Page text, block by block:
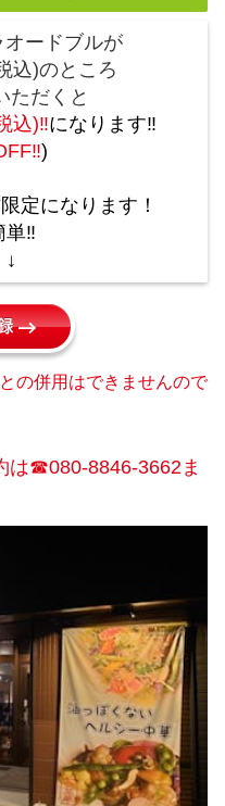
ードブルが
込)のところ
ただくと
込)‼になります‼
)
定になります！
単‼
の併用はできませんので
は☎080-8846-3662ま